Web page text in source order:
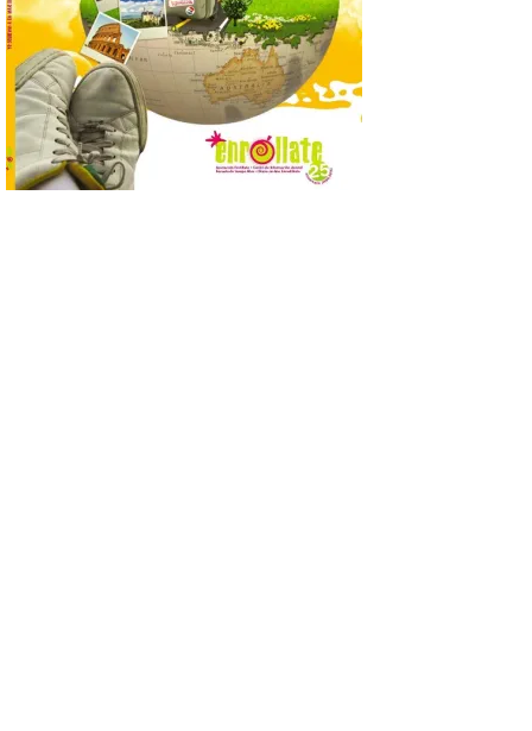
Las solicitudes estarán
abiertas del 22 de julio al 4
de septiembre de 2026.
Bruselas, 6 de agosto de
2026.- La Comisión
Europea ha actualizado las normas de su
programa de prácticas, estableciendo un
marco único modernizado que hace que el
programa […]